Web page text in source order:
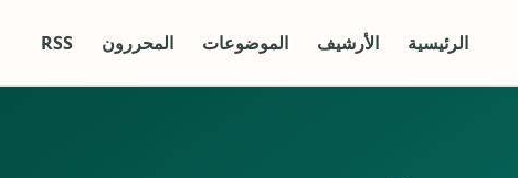
الرئيسية الأرشيف الموضوعات المحررون RSS